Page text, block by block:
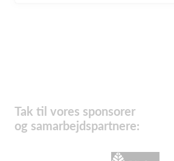
Tak til vores sponsorer
og samarbejdspartnere: